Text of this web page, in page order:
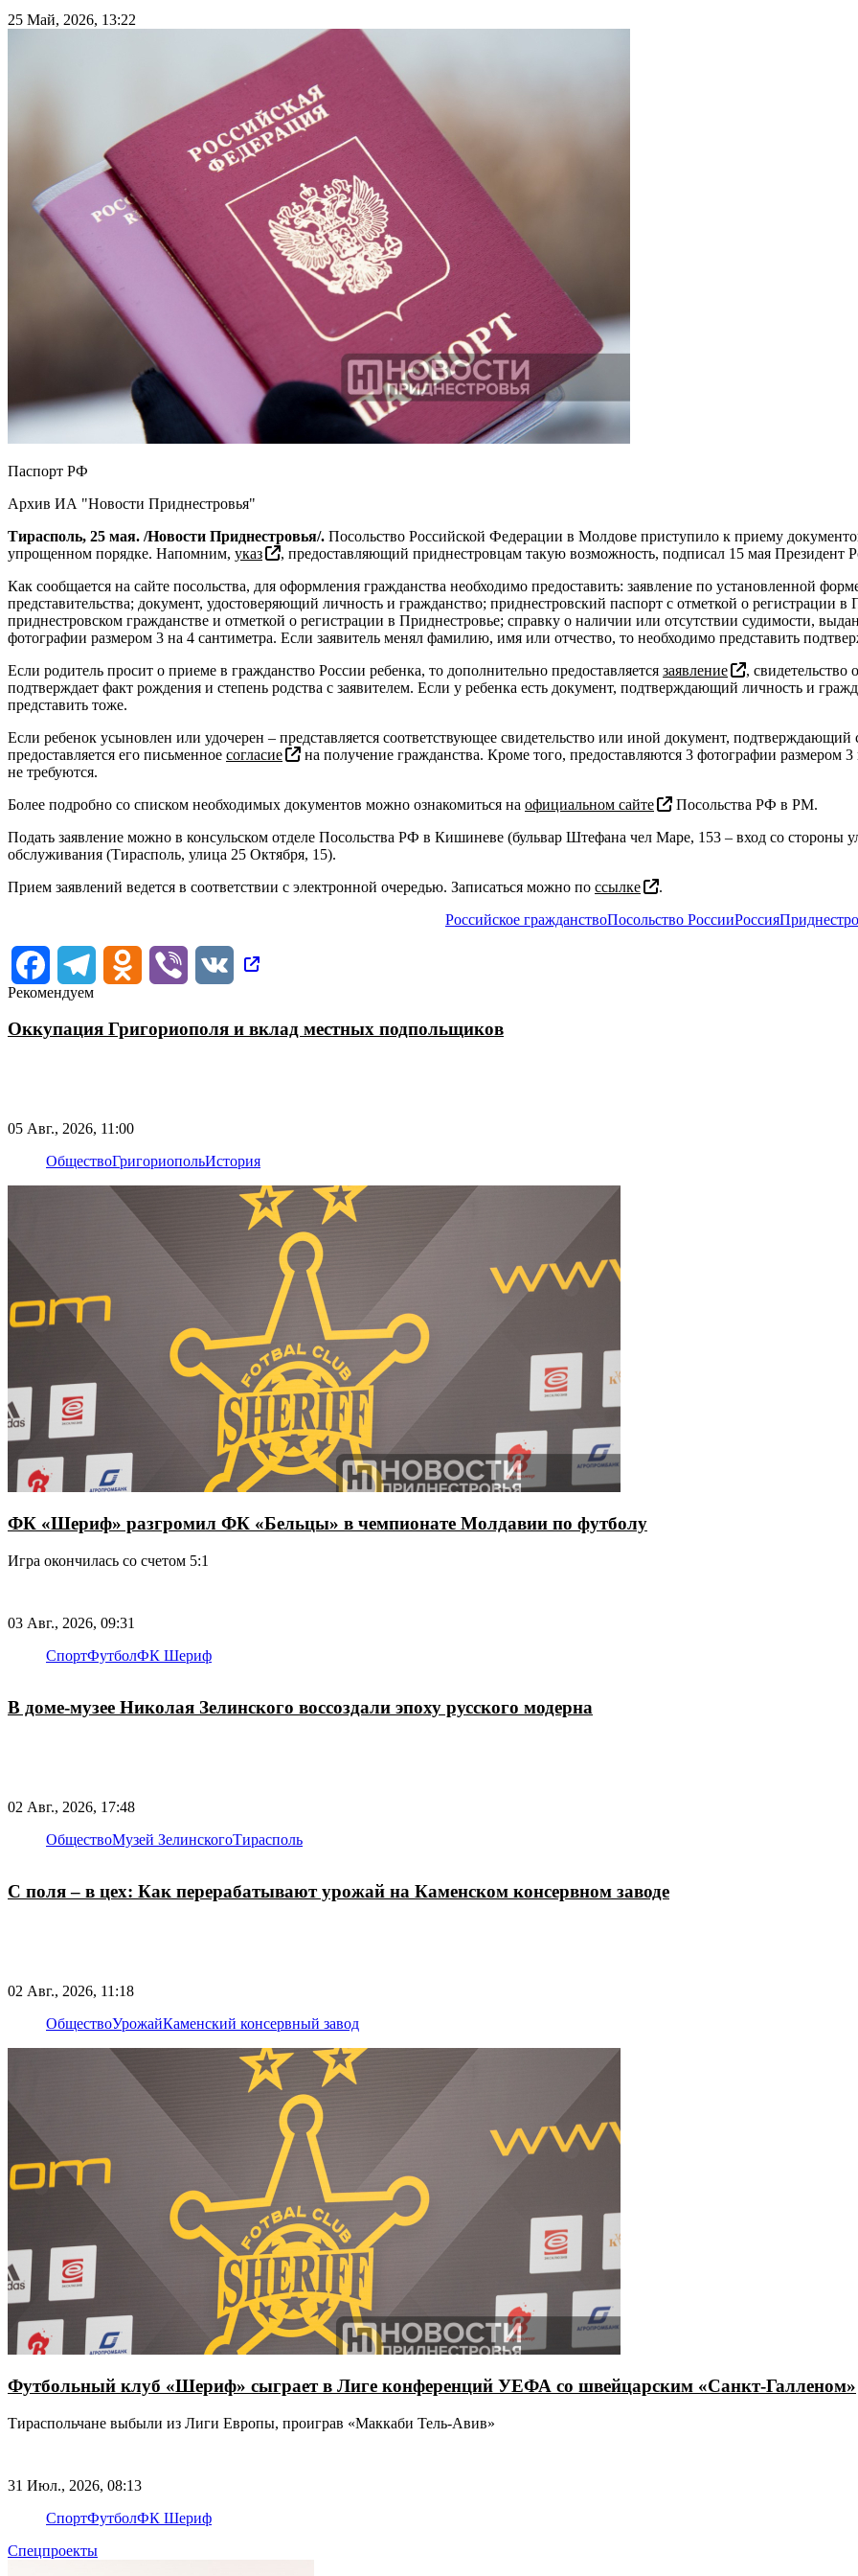
25 Май, 2026, 13:22
Паспорт РФ
Архив ИА "Новости Приднестровья"
Тирасполь, 25 мая. /Новости Приднестровья/. Посольство Российской Федерации в Молдове приступило к приему
упрощенном порядке. Напомним, указ
, предоставляющий приднестровцам такую возможность, подписал 15 мая
Как сообщается на сайте посольства, для оформления гражданства необходимо предоставить: заявление по установленной
представительства; документ, удостоверяющий личность и гражданство; приднестровский паспорт с отметкой о
приднестровском гражданстве и отметкой о регистрации в Приднестровье; справку о наличии или отсутствии судимости,
фотографии размером 3 на 4 сантиметра. Если заявитель менял фамилию, имя или отчество, то необходимо представить
Если родитель просит о приеме в гражданство России ребенка, то дополнительно предоставляется заявление
,
подтверждает факт рождения и степень родства с заявителем. Если у ребенка есть документ, подтверждающий личность и
представить тоже.
Если ребенок усыновлен или удочерен – представляется соответствующее свидетельство или иной документ, подтверждающий
предоставляется его письменное согласие
на получение гражданства. Кроме того, предоставляются 3 фотографии размером
не требуются.
Более подробно со списком необходимых документов можно ознакомиться на официальном сайте
Посольства РФ в РМ.
Подать заявление можно в консульском отделе Посольства РФ в Кишиневе (бульвар Штефана чел Маре, 153 – вход со стороны
обслуживания (Тирасполь, улица 25 Октября, 15).
Прием заявлений ведется в соответствии с электронной очередью. Записаться можно по ссылке
.
Российское гражданствоПосольство РоссииРоссия
FacebookTelegram Odnoklassniki
Viber
VK
Рекомендуем
Оккупация Григориополя и вклад местных подпольщиков
05 Авг., 2026, 11:00
ОбществоГригориопольИстория
ФК «Шериф» разгромил ФК «Бельцы» в чемпионате Молдавии по футболу
Игра окончилась со счетом 5:1
03 Авг., 2026, 09:31
СпортФутболФК Шериф
В доме-музее Николая Зелинского воссоздали эпоху русского модерна
02 Авг., 2026, 17:48
ОбществоМузей ЗелинскогоТирасполь
С поля – в цех: Как перерабатывают урожай на Каменском консервном заводе
02 Авг., 2026, 11:18
ОбществоУрожайКаменский консервный завод
Футбольный клуб «Шериф» сыграет в Лиге конференций УЕФА со швейцарским «Санкт-Галленом»
Тираспольчане выбыли из Лиги Европы, проиграв «Маккаби Тель-Авив»
31 Июл., 2026, 08:13
СпортФутболФК Шериф
Спецпроекты